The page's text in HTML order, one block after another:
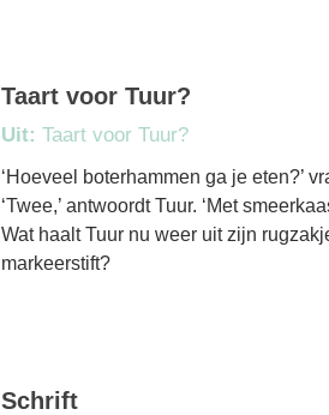
Taart voor Tuur?
Uit: Taart voor Tuur?
‘Hoeveel boterhammen ga je eten?’
‘Twee,’ antwoordt Tuur. ‘Met
Wat haalt Tuur nu weer uit zijn
markeerstift?
Schrift